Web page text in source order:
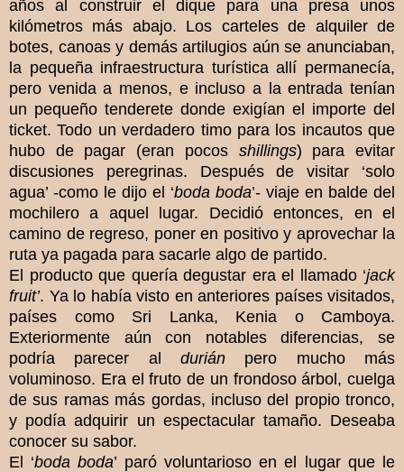
años al construir el dique para una presa unos
kilómetros más abajo. Los carteles de alquiler de
botes, canoas y demás artilugios aún se anunciaban,
la pequeña infraestructura turística allí permanecía,
pero venida a menos, e incluso a la entrada tenían
un pequeño tenderete donde exigían el importe del
ticket. Todo un verdadero timo para los incautos que
hubo de pagar (eran pocos shillings) para evitar
discusiones peregrinas. Después de visitar ‘solo
agua’ -como le dijo el ‘boda boda’- viaje en balde del
mochilero a aquel lugar. Decidió entonces, en el
camino de regreso, poner en positivo y aprovechar la
ruta ya pagada para sacarle algo de partido.
El producto que quería degustar era el llamado ‘jack
fruit’. Ya lo había visto en anteriores países visitados,
países como Sri Lanka, Kenia o Camboya.
Exteriormente aún con notables diferencias, se
podría parecer al durián pero mucho más
voluminoso. Era el fruto de un frondoso árbol, cuelga
de sus ramas más gordas, incluso del propio tronco,
y podía adquirir un espectacular tamaño. Deseaba
conocer su sabor.
El ‘boda boda’ paró voluntarioso en el lugar que le